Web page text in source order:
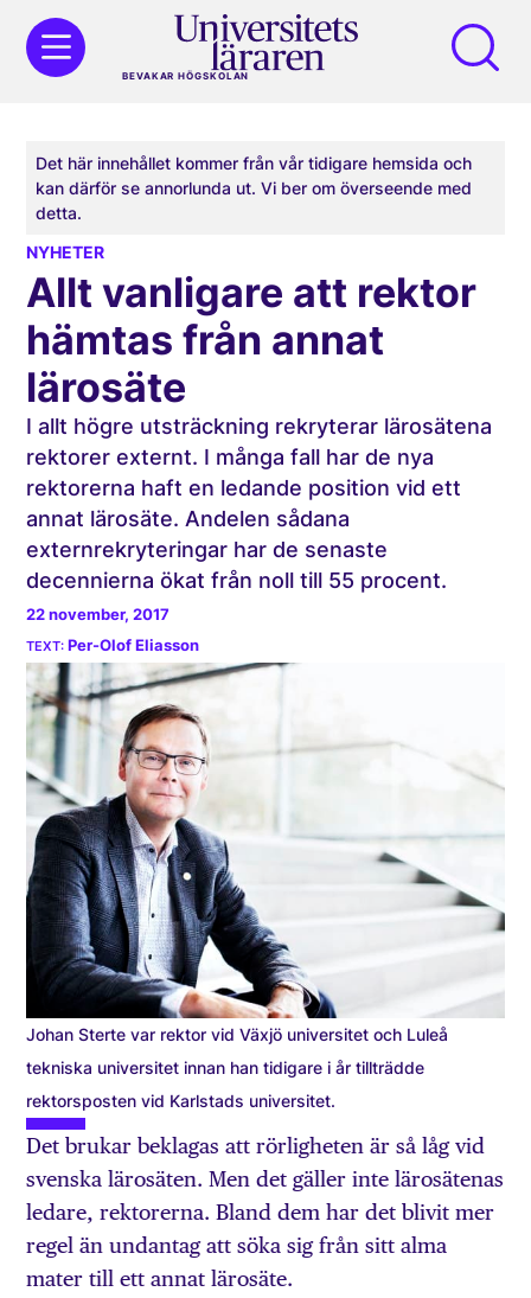
BEVAKAR HÖGSKOLAN
Det här innehållet kommer från vår tidigare hemsida och
kan därför se annorlunda ut. Vi ber om överseende med
detta.
NYHETER
Allt vanligare att rektor
hämtas från annat
lärosäte
I allt högre utsträckning rekryterar lärosätena
rektorer externt. I många fall har de nya
rektorerna haft en ledande position vid ett
annat lärosäte. Andelen sådana
externrekryteringar har de senaste
decennierna ökat från noll till 55 procent.
22 november, 2017
Per-Olof Eliasson
Johan Sterte var rektor vid Växjö universitet och Luleå
tekniska universitet innan han tidigare i år tillträdde
rektorsposten vid Karlstads universitet.
Det brukar beklagas att rörligheten är så låg vid
svenska lärosäten. Men det gäller inte lärosätenas
ledare, rektorerna. Bland dem har det blivit mer
regel än undantag att söka sig från sitt alma
mater till ett annat lärosäte.